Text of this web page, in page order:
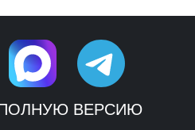
ВЕРСИЮ